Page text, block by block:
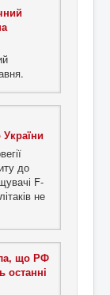
до
F-
не
що РФ
останні